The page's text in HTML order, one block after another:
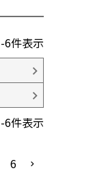
-6件表示
-6件表示
6